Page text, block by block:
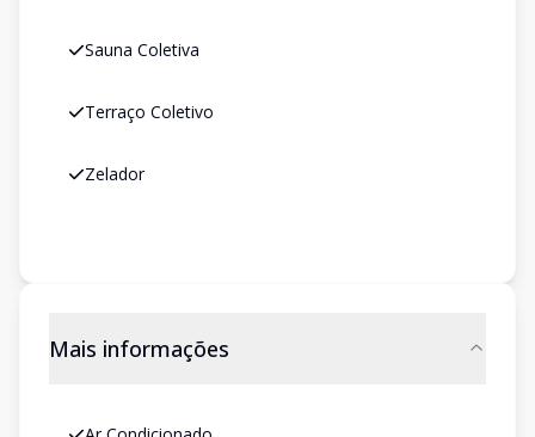
Sauna Coletiva
Terraço Coletivo
Zelador
Mais informações